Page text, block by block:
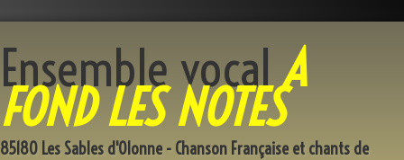
Ensemble vocalA
FOND LES NOTES
85180 Les Sables d'Olonne - Chanson Française et chants de